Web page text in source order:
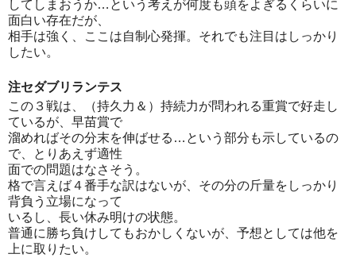
してしまおうか…という考えが何度も頭をよぎるくらいに
面白い存在だが、
相手は強く、ここは自制心発揮。それでも注目はしっかり
したい。
注セダブリランテス
この３戦は、（持久力＆）持続力が問われる重賞で好走し
ているが、早苗賞で
溜めればその分末を伸ばせる…という部分も示しているの
で、とりあえず適性
面での問題はなさそう。
格で言えば４番手な訳はないが、その分の斤量をしっかり
背負う立場になって
いるし、長い休み明けの状態。
普通に勝ち負けしてもおかしくないが、予想としては他を
上に取りたい。